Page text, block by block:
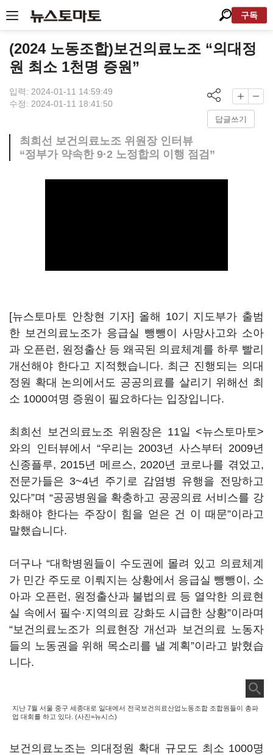
구독
(2024 노동조합)보건의료노조 “의대정
원 최소 1천명 증원”
입력: 2024-01-11 14:59:49
수정: 2024-01-11 18:41:50
답글쓰기
최희선 보건의료노조 위원장 인터뷰
“정부가 약속한 9·2 노정합의 이행 점검”
[뉴스토마토 안창현 기자] 올해 10기 지도부가 출범
한 보건의료노조가 응급실 뺑뺑이 사망사고와 소아
과 오픈런, 원정출산 등 왜곡된 의료체계를 하루 빨리
개선해야 한다고 지적했습니다. 최근 진행되는 의대
정원 확대 논의에서도 공공의료를 살리기 위해선 최
소 1000여명 증원이 필요하다는 입장입니다.
최희선 보건의료노조 위원장은 11일 <뉴스토마토>
와의 인터뷰에서 “우리는 2003년 사스부터 2009년
신종플루, 2015년 메르스, 2020년 코로나를 겪었고,
전문가들은 3~4년 주기로 감염병 유행을 전망하고
있다”며 “공공병원을 확충하고 공공의료 서비스를 강
화해야 한다는 주장이 힘을 얻은 건 이 때문”이라고
말했습니다.
더구나 “대학병원들이 수도권에 몰려 있고 의료체계
가 민간 주도로 이뤄지는 상황에서 응급실 뺑뺑이, 소
아과 오픈런, 원정출산과 불법의료 등 열악한 의료현
실 속에서 필수·지역의료 강화도 시급한 상황”이라며
“보건의료노조가 의료현장 개선과 보건의료 노동자
들의 노동권을 위해 목소리를 낼 계획”이라고 밝혔습
니다.
지난 7월 서울 중구 세종대로 일대에서 전국보건의료산업노동조합 조합원들이 총파
업 대회를 하고 있다. (사진=뉴시스)
보건의료노조는 의대정원 확대 규모도 최소 1000명